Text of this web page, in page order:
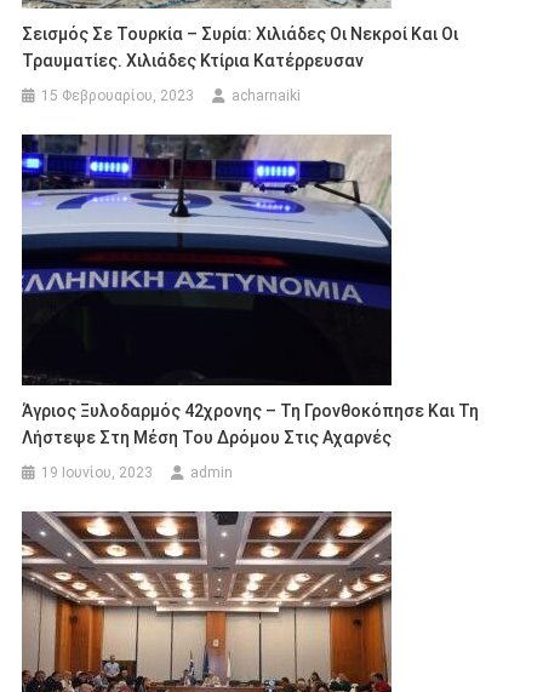
Σεισμός Σε Τουρκία – Συρία: Χιλιάδες Οι Νεκροί Και Οι
Τραυματίες. Χιλιάδες Κτίρια Κατέρρευσαν
15 Φεβρουαρίου, 2023 acharnaiki
Άγριος Ξυλοδαρμός 42χρονης – Τη Γρονθοκόπησε Και Τη
Λήστεψε Στη Μέση Του Δρόμου Στις Αχαρνές
19 Ιουνίου, 2023 admin